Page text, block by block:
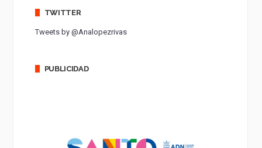
TWITTER
Tweets by @Analopezrivas
PUBLICIDAD